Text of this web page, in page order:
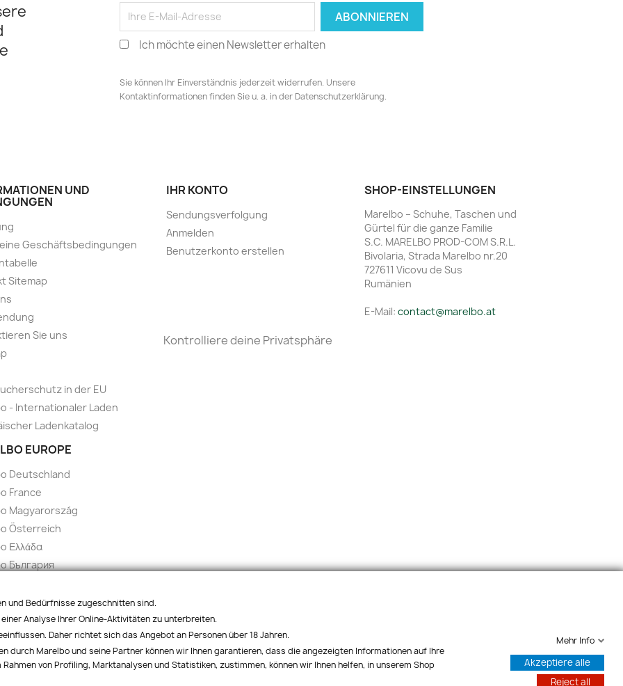
Ich möchte einen Newsletter erhalten
Sie können Ihr Einverständnis jederzeit widerrufen. Unsere
Kontaktinformationen finden Sie u. a. in der Datenschutzerklärung.
UND
Geschäftsbedingungen
Sitemap
Sie uns
in der EU
- Internationaler Laden
Ladenkatalog
EUROPE
Deutschland
France
Magyarország
Österreich
Ελλάδα
България
Italia
Polska
Czech
Slovakia
IHR KONTO
Sendungsverfolgung
Anmelden
Benutzerkonto erstellen
SHOP-EINSTELLUNGEN
Marelbo – Schuhe, Taschen und
Gürtel für die ganze Familie
S.C. MARELBO PROD-COM S.R.L.
Bivolaria, Strada Marelbo nr.20
727611 Vicovu de Sus
Rumänien
E-Mail: contact@marelbo.at
Kontrolliere deine Privatsphäre
und Bedürfnisse zugeschnitten sind.
Analyse Ihrer Online-Aktivitäten zu unterbreiten.
Daher richtet sich das Angebot an Personen über 18 Jahren.
durch Marelbo und seine Partner können wir Ihnen garantieren, dass die angezeigten Informationen auf Ihre
von Profiling, Marktanalysen und Statistiken, zustimmen, können wir Ihnen helfen, in unserem Shop
Mehr Info
Akzeptiere alle
Reject all